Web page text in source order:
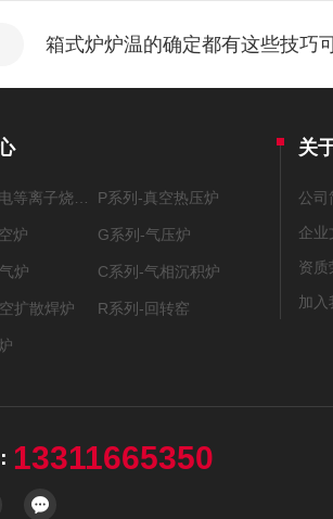
箱式炉炉温的确定都有这些技巧
P系列-真空热压炉
炉 G系列-气压炉
炉 C系列-气相沉积炉
扩散焊炉 R系列-回转窑
关
公司
企业
资质
加入
13311665350